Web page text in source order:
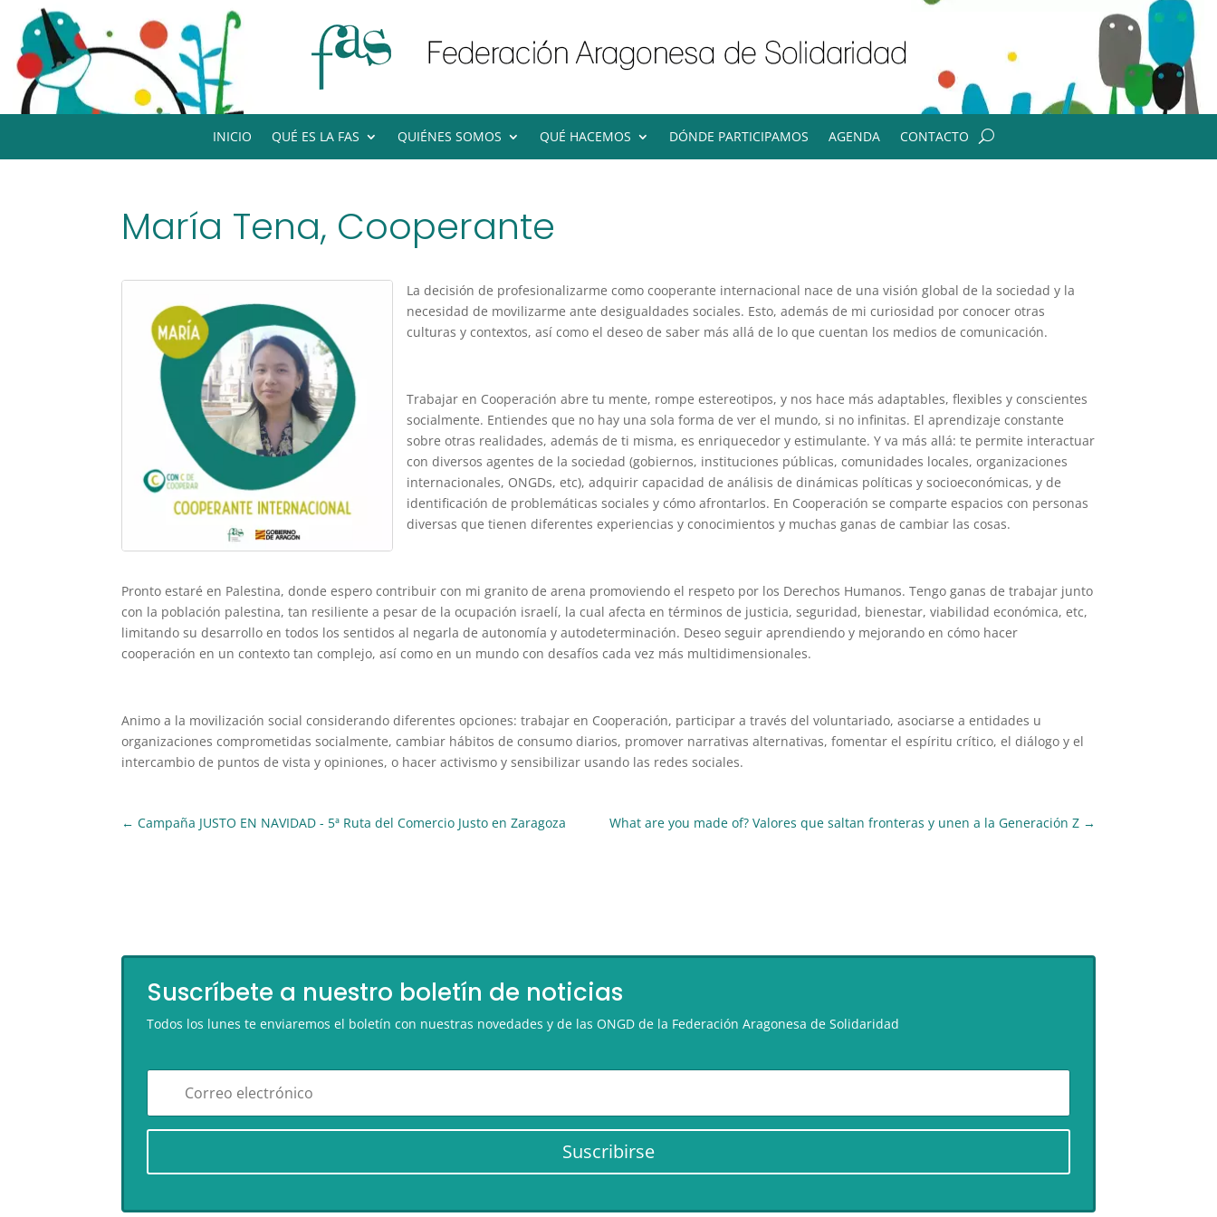
INICIO QUÉ ES LA FAS QUIÉNES SOMOS QUÉ HACEMOS DÓNDE PARTICIPAMOS AGENDA CONTACTO
María Tena, Cooperante
La decisión de profesionalizarme como cooperante internacional nace de una visión global de la sociedad y la
necesidad de movilizarme ante desigualdades sociales. Esto, además de mi curiosidad por conocer otras
culturas y contextos, así como el deseo de saber más allá de lo que cuentan los medios de comunicación.
Trabajar en Cooperación abre tu mente, rompe estereotipos, y nos hace más adaptables, flexibles y conscientes
socialmente. Entiendes que no hay una sola forma de ver el mundo, si no infinitas. El aprendizaje constante
sobre otras realidades, además de ti misma, es enriquecedor y estimulante. Y va más allá: te permite interactuar
con diversos agentes de la sociedad (gobiernos, instituciones públicas, comunidades locales, organizaciones
internacionales, ONGDs, etc), adquirir capacidad de análisis de dinámicas políticas y socioeconómicas, y de
identificación de problemáticas sociales y cómo afrontarlos. En Cooperación se comparte espacios con personas
diversas que tienen diferentes experiencias y conocimientos y muchas ganas de cambiar las cosas.
Pronto estaré en Palestina, donde espero contribuir con mi granito de arena promoviendo el respeto por los Derechos Humanos. Tengo ganas de trabajar junto
con la población palestina, tan resiliente a pesar de la ocupación israelí, la cual afecta en términos de justicia, seguridad, bienestar, viabilidad económica, etc,
limitando su desarrollo en todos los sentidos al negarla de autonomía y autodeterminación. Deseo seguir aprendiendo y mejorando en cómo hacer
cooperación en un contexto tan complejo, así como en un mundo con desafíos cada vez más multidimensionales.
Animo a la movilización social considerando diferentes opciones: trabajar en Cooperación, participar a través del voluntariado, asociarse a entidades u
organizaciones comprometidas socialmente, cambiar hábitos de consumo diarios, promover narrativas alternativas, fomentar el espíritu crítico, el diálogo y el
intercambio de puntos de vista y opiniones, o hacer activismo y sensibilizar usando las redes sociales.
←Campaña JUSTO EN NAVIDAD - 5ª Ruta del Comercio Justo en Zaragoza What are you made of? Valores que saltan fronteras y unen a la Generación Z→
Suscríbete a nuestro boletín de noticias
Todos los lunes te enviaremos el boletín con nuestras novedades y de las ONGD de la Federación Aragonesa de Solidaridad
Suscribirse